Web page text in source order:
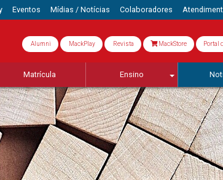
Eventos Mídias / Notícias Colaboradores
Alumni MackPlay Revista MackStore Portal
Matrícula Ensino